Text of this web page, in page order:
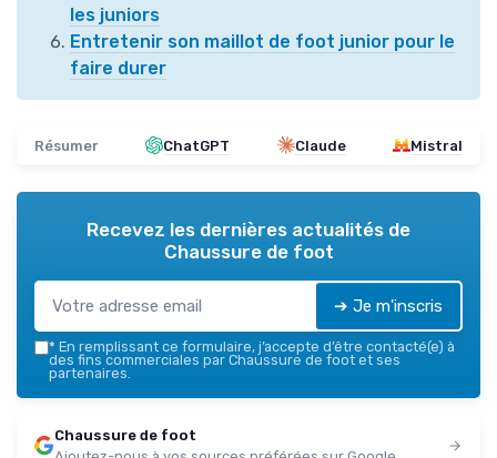
les juniors
Entretenir son maillot de foot junior pour le
faire durer
Résumer ChatGPT Claude Mistral
Recevez les dernières actualités de
Chaussure de foot
➔ Je m'inscris
* En remplissant ce formulaire, j’accepte d’être contacté(e) à
des fins commerciales par Chaussure de foot et ses
partenaires.
Chaussure de foot